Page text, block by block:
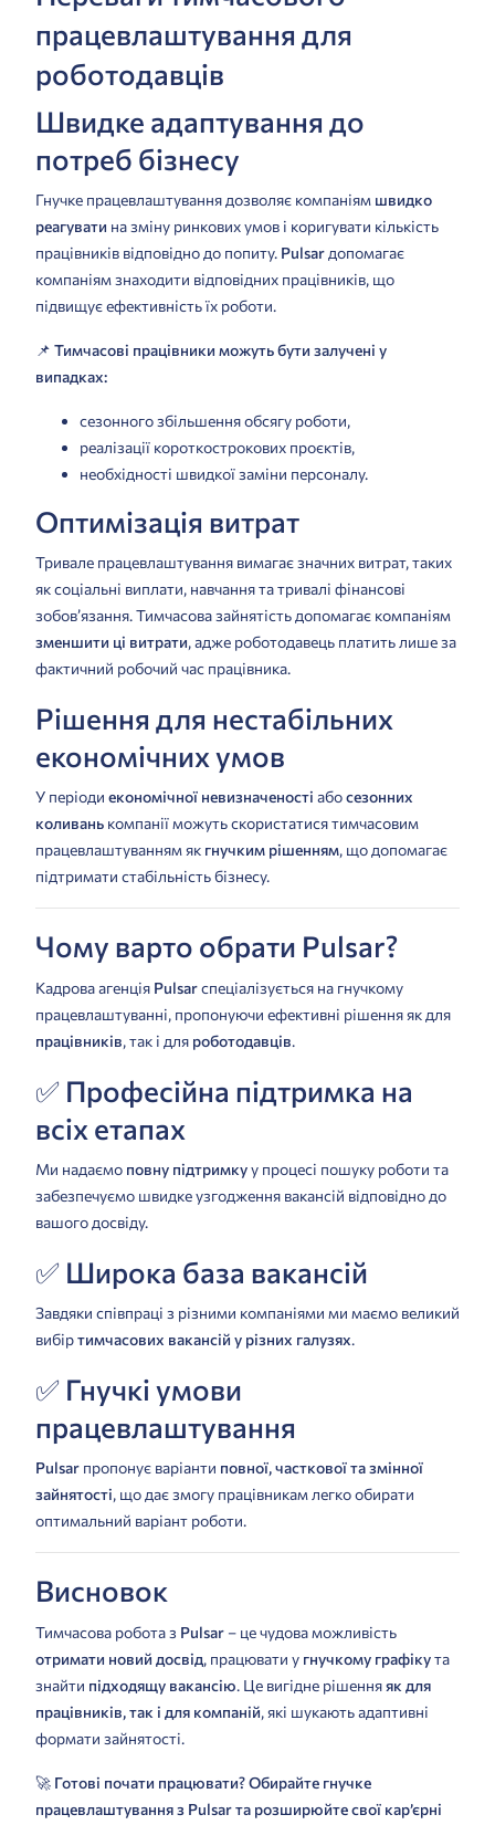
працевлаштування для
роботодавців
Швидке адаптування до
потреб бізнесу
Гнучке працевлаштування дозволяє компаніям швидко
реагувати на зміну ринкових умов і коригувати кількість
працівників відповідно до попиту. Pulsar допомагає
компаніям знаходити відповідних працівників, що
підвищує ефективність їх роботи.
📌 Тимчасові працівники можуть бути залучені у
випадках:
сезонного збільшення обсягу роботи,
реалізації короткострокових проєктів,
необхідності швидкої заміни персоналу.
Оптимізація витрат
Тривале працевлаштування вимагає значних витрат, таких
як соціальні виплати, навчання та тривалі фінансові
зобов’язання. Тимчасова зайнятість допомагає компаніям
зменшити ці витрати, адже роботодавець платить лише за
фактичний робочий час працівника.
Рішення для нестабільних
економічних умов
У періоди економічної невизначеності абосезонних
коливань компанії можуть скористатися тимчасовим
працевлаштуванням як гнучким рішенням, що допомагає
підтримати стабільність бізнесу.
Чому варто обрати Pulsar?
Кадрова агенція Pulsarспеціалізується на гнучкому
працевлаштуванні, пропонуючи ефективні рішення як для
працівників, так і для роботодавців.
✅ Професійна підтримка на
всіх етапах
Ми надаємо повну підтримкуу процесі пошуку роботи та
забезпечуємо швидке узгодження вакансій відповідно до
вашого досвіду.
✅ Широка база вакансій
Завдяки співпраці з різними компаніями ми маємо великий
вибіртимчасових вакансій у різних галузях.
✅ Гнучкі умови
працевлаштування
Pulsar пропонує варіанти повної, часткової та змінної
зайнятості, що дає змогу працівникам легко обирати
оптимальний варіант роботи.
Висновок
Тимчасова робота з Pulsar – це чудова можливість
отримати новий досвід, працювати у гнучкому графікута
знайти підходящу вакансію. Це вигідне рішенняяк для
працівників, так і для компаній, які шукають адаптивні
формати зайнятості.
🚀 Готові почати працювати? Обирайте гнучке
працевлаштування з Pulsar та розширюйте свої кар’єрні